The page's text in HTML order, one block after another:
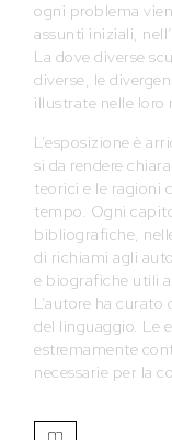
ogni problema
assunti iniziali,
La dove diverse
diverse, le
illustrate nelle
L’esposizione è
si da rendere
teorici e le ragioni
tempo. Ogni
bibliografiche,
di richiami agli
e biografiche utili
L’autore ha
del linguaggio. Le
estremamente
necessarie per la